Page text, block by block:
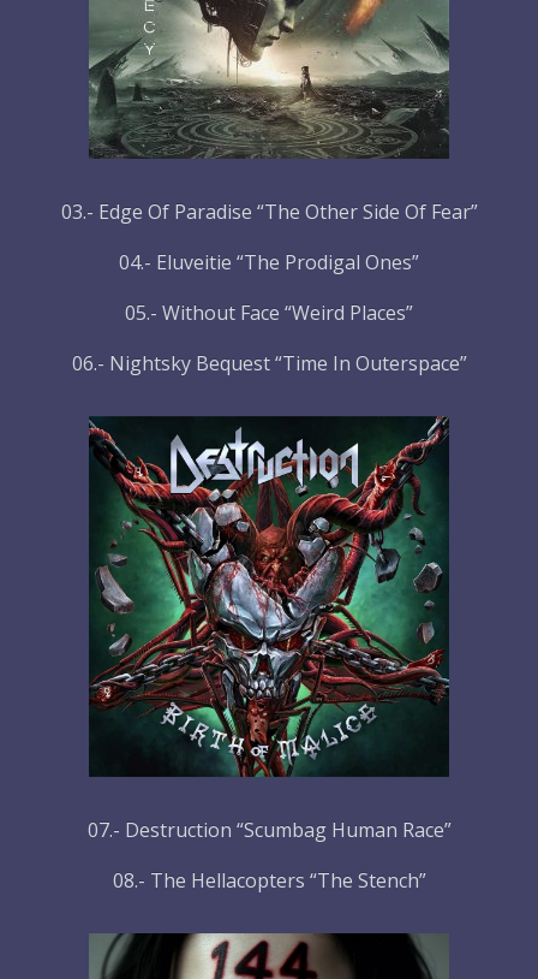
03.- Edge Of Paradise “The Other Side Of Fear”
04.- Eluveitie “The Prodigal Ones”
05.- Without Face “Weird Places”
06.- Nightsky Bequest “Time In Outerspace”
07.- Destruction “Scumbag Human Race”
08.- The Hellacopters “The Stench”